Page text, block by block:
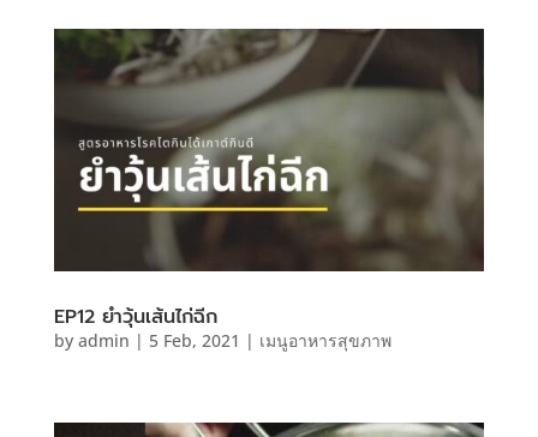
EP12 ยำวุ้นเส้นไก่ฉีก
by admin | 5 Feb, 2021 | เมนูอาหารสุขภาพ